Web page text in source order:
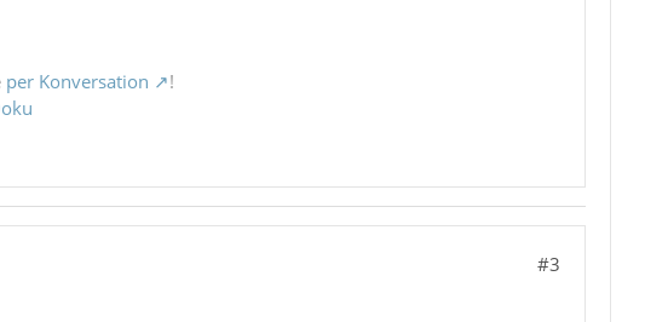
per Konversation
!
#3